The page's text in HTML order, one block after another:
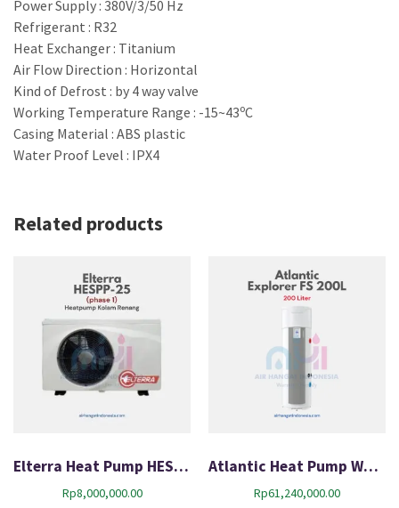
Power Supply : 380V/3/50 Hz
Refrigerant : R32
Heat Exchanger : Titanium
Air Flow Direction : Horizontal
Kind of Defrost : by 4 way valve
Working Temperature Range : -15~43oC
Casing Material : ABS plastic
Water Proof Level : IPX4
Related products
Elterra Heat Pump HESPP-25 (phase 1)
Rp8,000,000.00
Atlantic Heat Pump Water Heater Explorer FS 200L
Rp61,240,000.00